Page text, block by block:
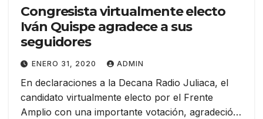
Congresista virtualmente electo
Iván Quispe agradece a sus
seguidores
ENERO 31, 2020 ADMIN
En declaraciones a la Decana Radio Juliaca, el
candidato virtualmente electo por el Frente
Amplio con una importante votación, agradeció…